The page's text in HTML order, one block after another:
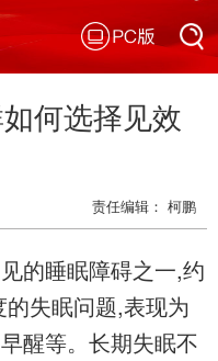
搜索
搜索
何选择见效
责任编辑： 柯鹏
的睡眠障碍之一,约
失眠问题,表现为
醒等。长期失眠不